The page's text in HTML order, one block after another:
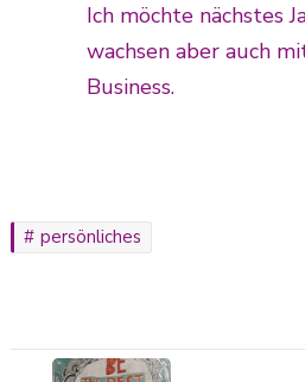
Ich möchte nächstes
wachsen aber auch
Business.
persönliches